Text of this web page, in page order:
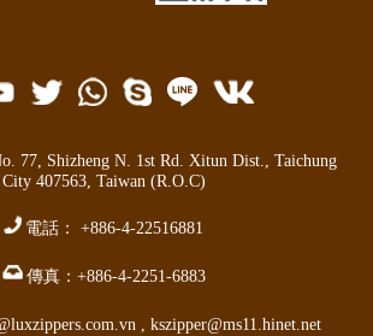
77, Shizheng N. 1st Rd. Xitun Dist., Taichung
City 407563, Taiwan (R.O.C)
電話： +886-4-22516881
傳真： +886-4-2251-6883
, kszipper@ms11.hinet.net